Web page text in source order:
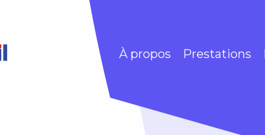
À propos Prestations